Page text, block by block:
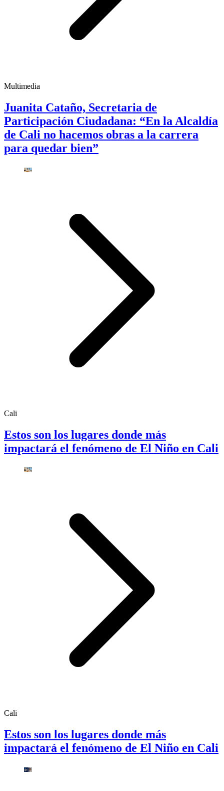
Multimedia
Juanita Cataño, Secretaria de
Participación Ciudadana: “En la Alcaldía
de Cali no hacemos obras a la carrera
para quedar bien”
Cali
Estos son los lugares donde más
impactará el fenómeno de El Niño en Cali
Cali
Estos son los lugares donde más
impactará el fenómeno de El Niño en Cali